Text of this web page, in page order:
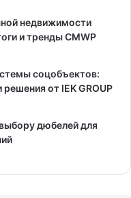
недвижимости
и тренды CMWP
соцобъектов:
от IEK GROUP
дюбелей для